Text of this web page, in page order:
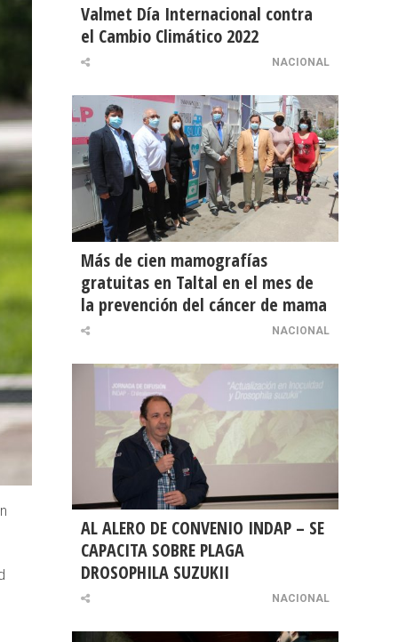
Valmet Día Internacional contra
el Cambio Climático 2022
NACIONAL
Más de cien mamografías
gratuitas en Taltal en el mes de
la prevención del cáncer de mama
NACIONAL
AL ALERO DE CONVENIO INDAP – SE
CAPACITA SOBRE PLAGA
DROSOPHILA SUZUKII
NACIONAL